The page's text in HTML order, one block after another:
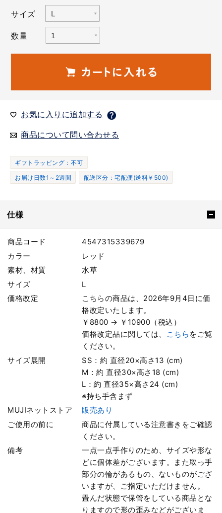
サイズ
数量
お気に入りに追加する
商品について問い合わせる
ギフトラッピング：不可
お届け日数1～2週間
配送区分：宅配便(送料￥500)
仕様
商品コード
4547315339679
カラー
レッド
素材、材質
水草
サイズ
L
価格改定
こちらの商品は、2026年9月4日に価
格改定いたします。
￥8800 → ￥10900（税込）
価格改定品に関しては、
こちら をご覧
ください。
サイズ展開
SS：約 直径20×高さ13 (cm)
M：約 直径30×高さ18 (cm)
L：約 直径35×高さ24 (cm)
※持ち手含まず
MUJIネットストア
販売あり
ご使用の前に
商品に付属している注意書きをご確認
ください。
備考
一点一点手作りのため、サイズや形な
どに個体差がございます。また取っ手
部分の輪があるもの、ないものがござ
いますが、ご指定いただけません。
畳んだ状態で保管をしている商品とな
りますので形の歪みなどがございま